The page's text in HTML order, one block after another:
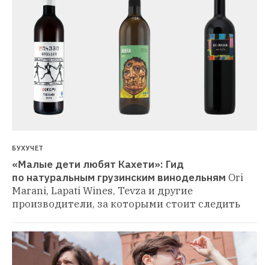
БУХУЧЕТ
«Малые дети любят Кахети»: Гид
по натуральным грузинским винодельням Ori
Marani, Lapati Wines, Tevza и другие
производители, за которыми стоит следить